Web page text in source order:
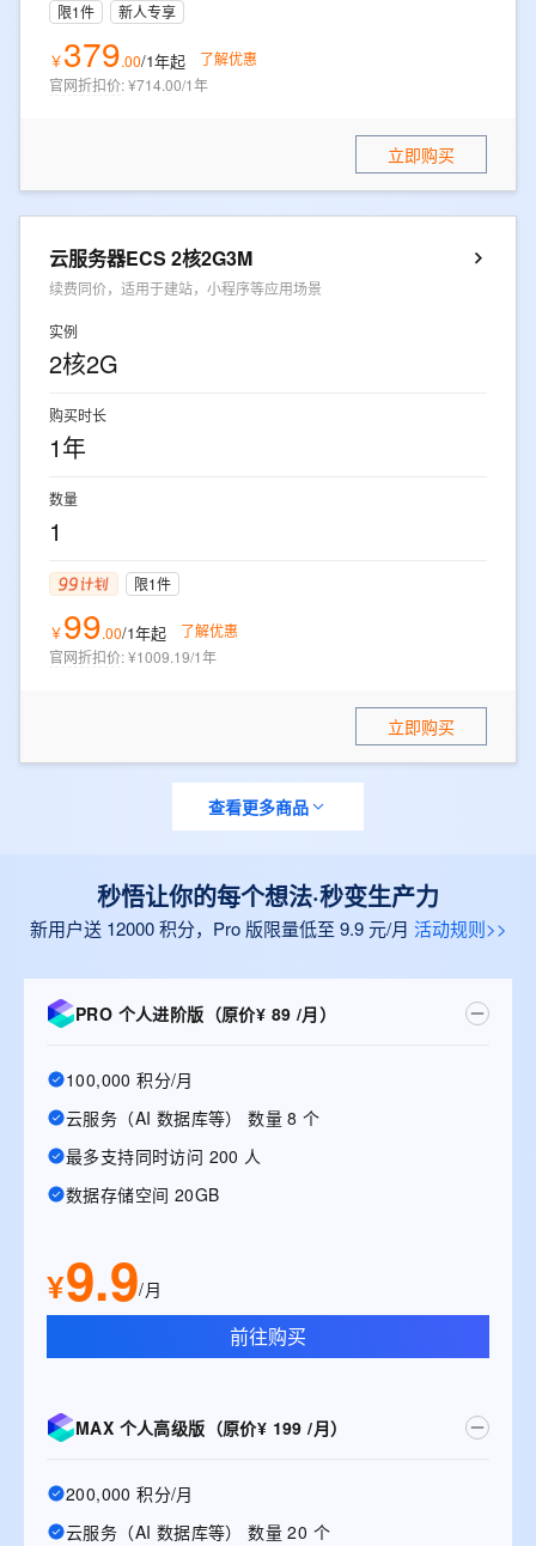
限1件 新人专享
￥379.00/1年起
了解优惠
官网折扣价:¥714.00/1年
立即购买
云服务器ECS 2核2G3M
续费同价，适用于建站，小程序等应用场景
实例
2核2G
购买时长
1年
数量
1
限1件
￥99.00/1年起
了解优惠
官网折扣价:¥1009.19/1年
立即购买
查看更多商品
秒悟让你的每个想法·秒变生产力
新用户送 12000 积分，Pro 版限量低至 9.9 元/月 活动规则>>
PRO 个人进阶版（原价¥ 89 /月）
100,000 积分/月
云服务（AI 数据库等） 数量 8 个
最多支持同时访问 200 人
数据存储空间 20GB
¥9.9/月
前往购买
MAX 个人高级版（原价¥ 199 /月）
200,000 积分/月
云服务（AI 数据库等） 数量 20 个